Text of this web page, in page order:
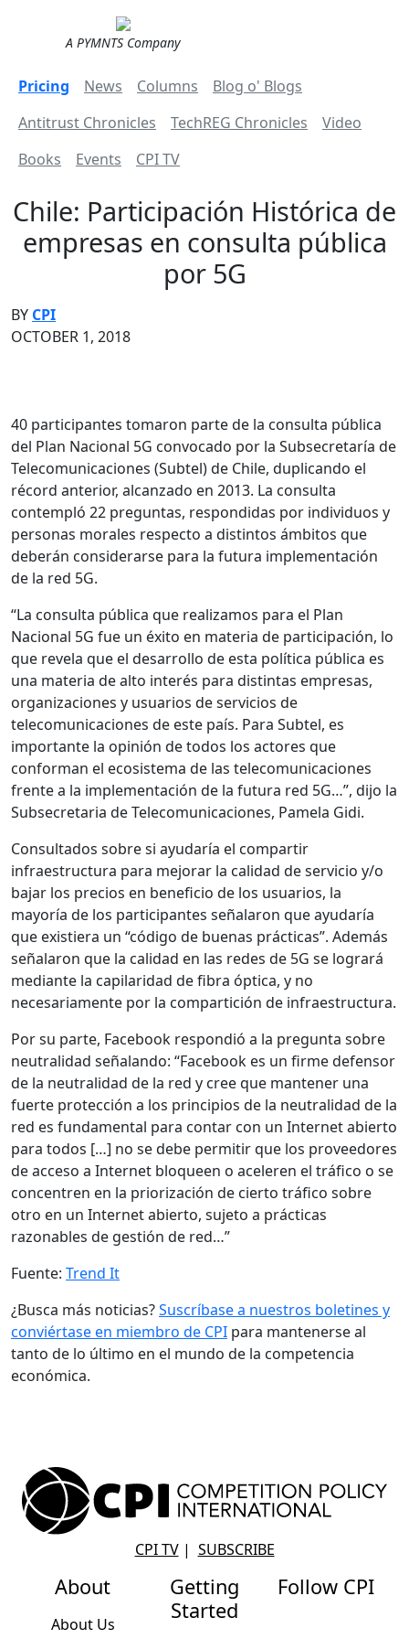
A PYMNTS Company
Pricing News Columns
Blog o' Blogs
Antitrust Chronicles
TechREG Chronicles
Video
Books
Events CPI TV
Chile: Participación Histórica de
empresas en consulta pública
por 5G
BY CPI
OCTOBER 1, 2018
40 participantes tomaron parte de la consulta pública
del Plan Nacional 5G convocado por la Subsecretaría de
Telecomunicaciones (Subtel) de Chile, duplicando el
récord anterior, alcanzado en 2013. La consulta
contempló 22 preguntas, respondidas por individuos y
personas morales respecto a distintos ámbitos que
deberán considerarse para la futura implementación
de la red 5G.
“La consulta pública que realizamos para el Plan
Nacional 5G fue un éxito en materia de participación, lo
que revela que el desarrollo de esta política pública es
una materia de alto interés para distintas empresas,
organizaciones y usuarios de servicios de
telecomunicaciones de este país. Para Subtel, es
importante la opinión de todos los actores que
conforman el ecosistema de las telecomunicaciones
frente a la implementación de la futura red 5G…”, dijo la
Subsecretaria de Telecomunicaciones, Pamela Gidi.
Consultados sobre si ayudaría el compartir
infraestructura para mejorar la calidad de servicio y/o
bajar los precios en beneficio de los usuarios, la
mayoría de los participantes señalaron que ayudaría
que existiera un “código de buenas prácticas”. Además
señalaron que la calidad en las redes de 5G se logrará
mediante la capilaridad de fibra óptica, y no
necesariamente por la compartición de infraestructura.
Por su parte, Facebook respondió a la pregunta sobre
neutralidad señalando: “Facebook es un firme defensor
de la neutralidad de la red y cree que mantener una
fuerte protección a los principios de la neutralidad de la
red es fundamental para contar con un Internet abierto
para todos […] no se debe permitir que los proveedores
de acceso a Internet bloqueen o aceleren el tráfico o se
concentren en la priorización de cierto tráfico sobre
otro en un Internet abierto, sujeto a prácticas
razonables de gestión de red…”
Fuente: Trend It
¿Busca más noticias?Suscríbase a nuestros boletines y
conviértase en miembro de CPI para mantenerse al
tanto de lo último en el mundo de la competencia
económica.
CPI TV| SUBSCRIBE
About
About Us
Getting
Started
Follow CPI